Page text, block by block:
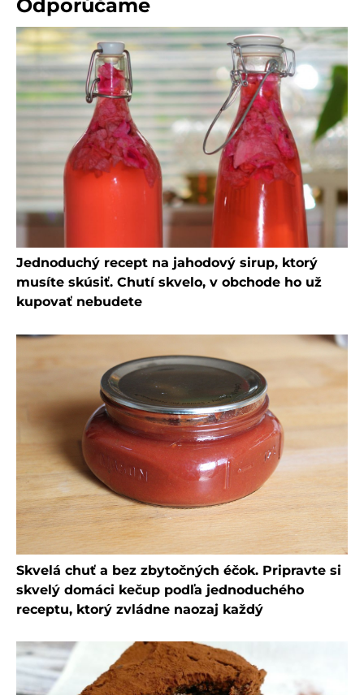
Odporúčame
Jednoduchý recept na jahodový sirup, ktorý
musíte skúsiť. Chutí skvelo, v obchode ho už
kupovať nebudete
Skvelá chuť a bez zbytočných éčok. Pripravte si
skvelý domáci kečup podľa jednoduchého
receptu, ktorý zvládne naozaj každý